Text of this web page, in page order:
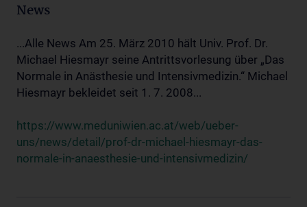
News
...Alle News Am 25. März 2010 hält Univ. Prof. Dr.
Michael Hiesmayr seine Antrittsvorlesung über „Das
Normale in Anästhesie und Intensivmedizin.“ Michael
Hiesmayr bekleidet seit 1. 7. 2008...
https://www.meduniwien.ac.at/web/ueber-
uns/news/detail/prof-dr-michael-hiesmayr-das-
normale-in-anaesthesie-und-intensivmedizin/